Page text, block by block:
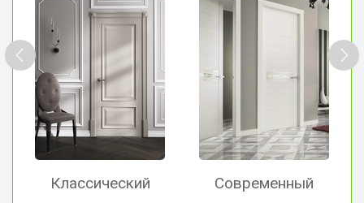
Классический Современный